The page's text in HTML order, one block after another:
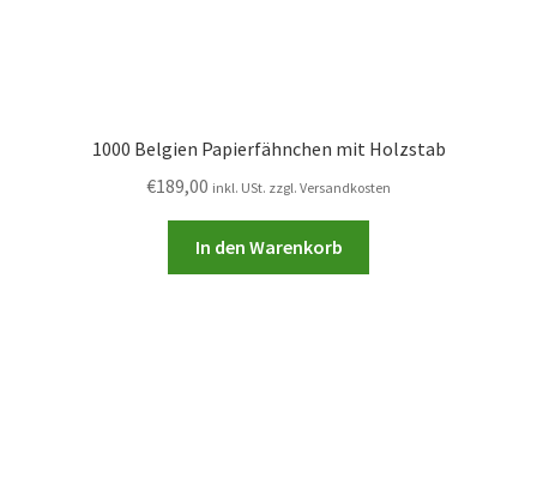
1000 Belgien Papierfähnchen mit Holzstab
€189,00 inkl. USt. zzgl. Versandkosten
In den Warenkorb